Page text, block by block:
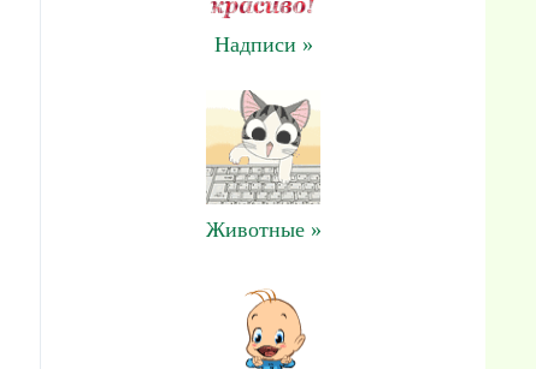
Надписи »
Животные »